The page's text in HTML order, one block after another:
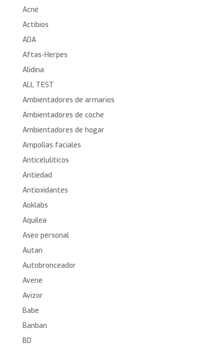
Acné
Actibios
ADA
Aftas-Herpes
Alidina
ALL TEST
Ambientadores de armarios
Ambientadores de coche
Ambientadores de hogar
Ampollas faciales
Anticelulíticos
Antiedad
Antioxidantes
Aoklabs
Aquilea
Aseo personal
Autan
Autobronceador
Avene
Avizor
Babe
Banban
BD